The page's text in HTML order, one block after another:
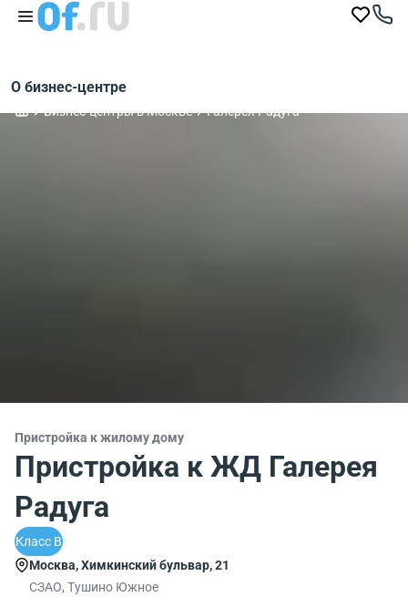
О бизнес-центре
Бизнес-центры в Москве Галерея Радуга
Пристройка к жилому дому
Пристройка к ЖД Галерея
Радуга
Класс B
Москва, Химкинский бульвар, 21
СЗАО, Тушино Южное